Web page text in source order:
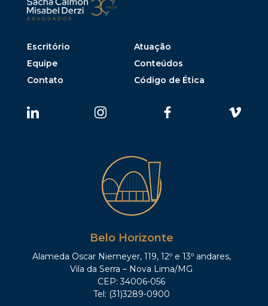
Escritório
Atuação
Equipe
Conteúdos
Contato
Código de Ética
Belo Horizonte
Alameda Oscar Niemeyer, 119, 12º e 13º andares,
Vila da Serra – Nova Lima/MG
CEP: 34006-056
Tel: (31)3289-0900